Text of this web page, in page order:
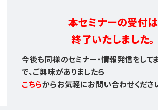
本セミナーの受付は
終了いたしました。
今後も同様のセミナー・情報発信をして
で、ご興味がありましたら
こちらからお気軽にお問い合わせくださ